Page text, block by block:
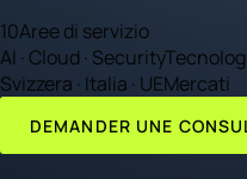
10Aree di servizio
AI · Cloud · Security
Svizzera · Italia · UEMercati
DEMANDER UNE